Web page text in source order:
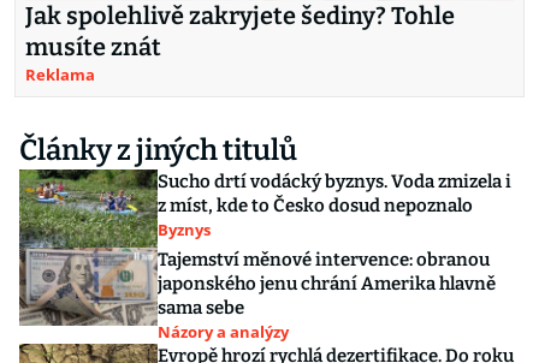
Jak spolehlivě zakryjete šediny? Tohle
musíte znát
Reklama
Články z jiných titulů
Sucho drtí vodácký byznys. Voda zmizela i
z míst, kde to Česko dosud nepoznalo
Byznys
Tajemství měnové intervence: obranou
japonského jenu chrání Amerika hlavně
sama sebe
Názory a analýzy
Evropě hrozí rychlá dezertifikace. Do roku